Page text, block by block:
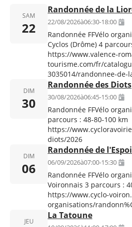
SAM
22
Randonnée de la
22/08/2026à06:30-18:00
Randonnée FFVélo
Cyclos (Drôme) 4
https://www.valence-
tourisme.com/fr/
3035014/randonnee-de-
DIM
30
Randonnée des Diots
30/08/2026à06:45-15:00
Randonnée FFVélo
parcours : 48-80-100 km
https://
diots/2026
DIM
06
Randonnée de
06/09/2026à07:00-15:30
Randonnée FFVélo
Voironnais 3 parcours :
https://www.cyclo-
organisations/
JEU
La Tatoune